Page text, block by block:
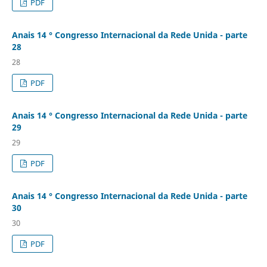
PDF
Anais 14 ° Congresso Internacional da Rede Unida - parte
28
28
PDF
Anais 14 ° Congresso Internacional da Rede Unida - parte
29
29
PDF
Anais 14 ° Congresso Internacional da Rede Unida - parte
30
30
PDF